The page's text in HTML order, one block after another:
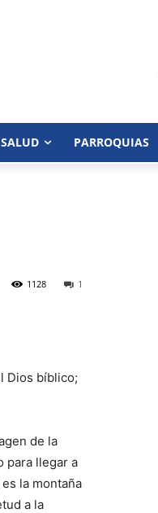
SALUD PARROQUIAS
1
1128
Dios bíblico;
de la
para llegar a
la montaña
a la